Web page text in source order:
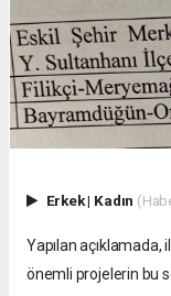
Erkek| Kadın
Yapılan açıklamada,
önemli projelerin bu